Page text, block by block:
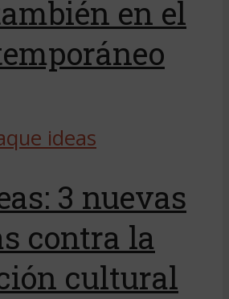
en el
ideas
3 nuevas
contra la
cultural